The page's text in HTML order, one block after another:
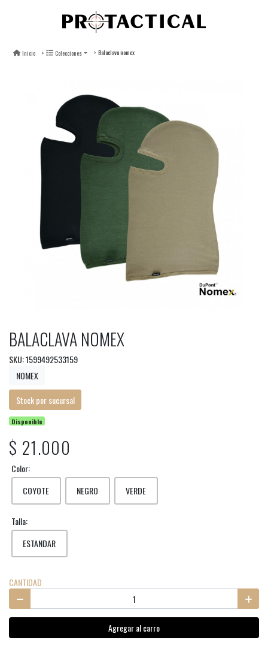
Inicio Colecciones Balaclava nomex
BALACLAVA NOMEX
SKU: 1599492533159
NOMEX
Stock por sucursal
Disponible
$ 21.000
Color:
COYOTE
NEGRO VERDE
Talla:
ESTANDAR
CANTIDAD
Agregar al carro